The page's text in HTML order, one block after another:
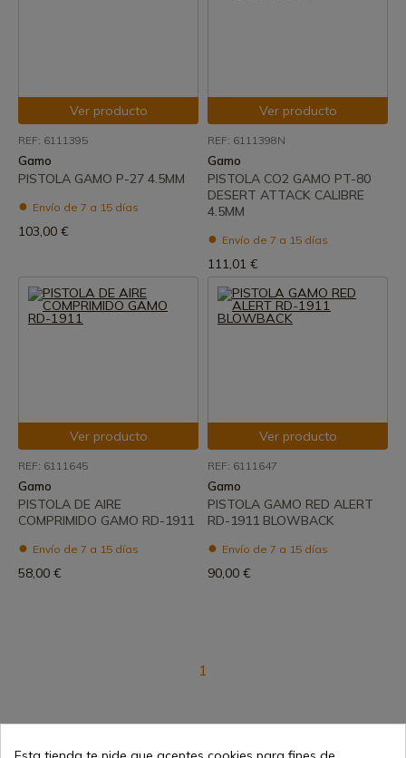
Ver producto
REF: 6111395
Gamo
PISTOLA GAMO P-27 4.5MM
Envío de 7 a 15 días
103,00 €
Ver producto
REF: 6111398N
Gamo
PISTOLA CO2 GAMO PT-80
DESERT ATTACK CALIBRE
4.5MM
Envío de 7 a 15 días
111,01 €
Ver producto
REF: 6111645
Gamo
PISTOLA DE AIRE
COMPRIMIDO GAMO RD-1911
Envío de 7 a 15 días
58,00 €
Ver producto
REF: 6111647
Gamo
PISTOLA GAMO RED ALERT
RD-1911 BLOWBACK
Envío de 7 a 15 días
90,00 €
1